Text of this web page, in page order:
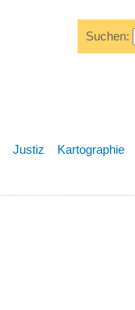
Suchen:
Justiz Kartographie